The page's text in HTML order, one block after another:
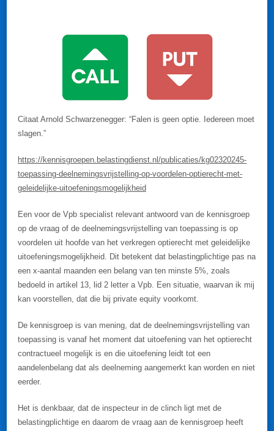
Citaat Arnold Schwarzenegger: “Falen is geen optie. Iedereen moet
slagen.”
https://kennisgroepen.belastingdienst.nl/publicaties/kg02320245-
toepassing-deelnemingsvrijstelling-op-voordelen-optierecht-met-
geleidelijke-uitoefeningsmogelijkheid
Een voor de Vpb specialist relevant antwoord van de kennisgroep
op de vraag of de deelnemingsvrijstelling van toepassing is op
voordelen uit hoofde van het verkregen optierecht met geleidelijke
uitoefeningsmogelijkheid. Dit betekent dat belastingplichtige pas na
een x-aantal maanden een belang van ten minste 5%, zoals
bedoeld in artikel 13, lid 2 letter a Vpb. Een situatie, waarvan ik mij
kan voorstellen, dat die bij private equity voorkomt.
De kennisgroep is van mening, dat de deelnemingsvrijstelling van
toepassing is vanaf het moment dat uitoefening van het optierecht
contractueel mogelijk is en die uitoefening leidt tot een
aandelenbelang dat als deelneming aangemerkt kan worden en niet
eerder.
Het is denkbaar, dat de inspecteur in de clinch ligt met de
belastingplichtige en daarom de vraag aan de kennisgroep heeft